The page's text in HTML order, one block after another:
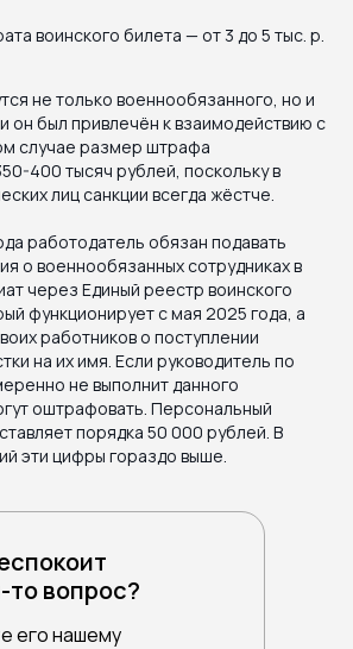
воинского билета — от 3 до 5 тыс. р.
не только военнообязанного, но и
он был привлечён к взаимодействию с
случае размер штрафа
400 тысяч рублей, поскольку в
лиц санкции всегда жёстче.
работодатель обязан подавать
о военнообязанных сотрудниках в
через Единый реестр воинского
функционирует с мая 2025 года, а
работников о поступлении
на их имя. Если руководитель по
не выполнит данного
оштрафовать. Персональный
порядка 50 000 рублей. В
эти цифры гораздо выше.
то вопрос?
его нашему